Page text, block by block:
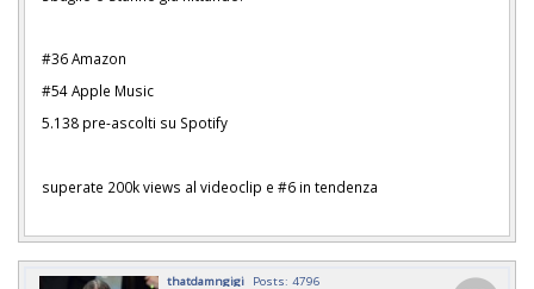
#36 Amazon
#54 Apple Music
5.138 pre-ascolti su Spotify
superate 200k views al videoclip e #6 in tendenza
thatdamngigi Posts: 4796